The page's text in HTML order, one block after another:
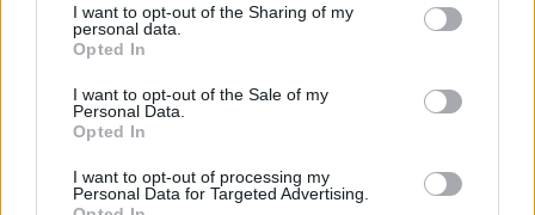
I want to opt-out of the Sharing of my
personal data.
Opted In
I want to opt-out of the Sale of my
Personal Data.
Opted In
I want to opt-out of processing my
Personal Data for Targeted Advertising.
Θέσεις εργασίας
Όλες οι Θέσεις Εργασίας